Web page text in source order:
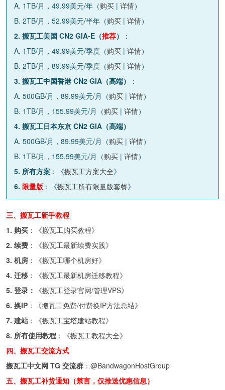
A. 1TB/月，49.99美元/年（购买 | 详情）
B. 2TB/月，52.99美元/半年（购买 | 详情）
2. 搬瓦工美国 CN2 GIA-E（推荐）
：
A. 1TB/月，49.99美元/季度（购买 | 详情）
B. 2TB/月，89.99美元/季度（购买 | 详情）
3. 搬瓦工中国香港 CN2 GIA（高端）
：
A. 500GB/月，89.99美元/月（购买 | 详情）
B. 1TB/月，155.99美元/月（购买 | 详情）
4. 搬瓦工日本东京 CN2 GIA（高端）
A. 500GB/月，89.99美元/月（购买 | 详情）
B. 1TB/月，155.99美元/月（购买 | 详情）
5. 所有方案 ：《搬瓦工方案大全》
6. 限量版 ：《搬瓦工所有限量版套餐》
三、搬瓦工新手教程
1. 购买 ：《搬瓦工购买教程》
2. 续费 ：《搬瓦工最新续费实践》
3. 机房 ：《搬瓦工哪个机房好》
4. 迁移 ：《搬瓦工最新机房迁移教程》
5. 登录：
《搬瓦工登录官网/管理VPS》
6. 换IP ：《搬瓦工免费/付费换IP方法总结》
7. 建站 ：《搬瓦工宝塔建站教程》
8. 所有使用教程 ：《搬瓦工教程大全》
四、搬瓦工交流方式
搬瓦工中文网 TG 交流群 ： @BandwagonHostGroup
五、搬瓦工补货通知（禁言，仅推送优惠信息）